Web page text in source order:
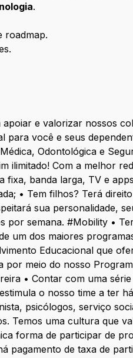
.
roadmap.
e valorizar nossos
para você e seus
Odontológica e
ilimitado! Com a melhor
fixa, banda larga, TV e
• Tem filhos? Terá
sua personalidade,
por semana. #Mobility •
um dos maiores
Educacional que
meio do nosso
• Contar com uma
o nosso time a ter
psicólogos, serviço
Temos uma cultura que
forma de participar de
pagamento de taxa de